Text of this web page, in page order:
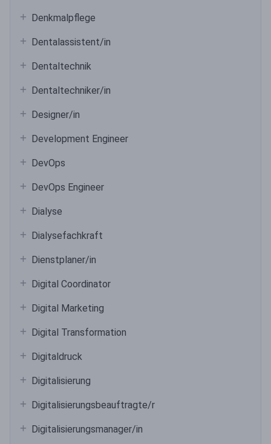
Denkmalpflege
Dentalassistent/in
Dentaltechnik
Dentaltechniker/in
Designer/in
Development Engineer
DevOps
DevOps Engineer
Dialyse
Dialysefachkraft
Dienstplaner/in
Digital Coordinator
Digital Marketing
Digital Transformation
Digitaldruck
Digitalisierung
Digitalisierungsbeauftragte/r
Digitalisierungsmanager/in